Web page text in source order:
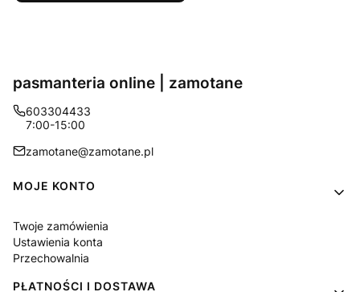
pasmanteria online | zamotane
603304433
7:00-15:00
zamotane@zamotane.pl
Linki w stopce
MOJE KONTO
Twoje zamówienia
Ustawienia konta
Przechowalnia
PŁATNOŚCI I DOSTAWA